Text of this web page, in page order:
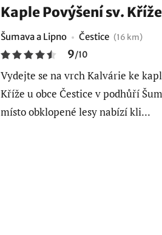
Kaple Povýšení sv. Kříže
Šumava a Lipno Čestice (16 km)
9/10
Vydejte se na vrch Kalvárie ke
Kříže u obce Čestice v podhůří
místo obklopené lesy nabízí kli...